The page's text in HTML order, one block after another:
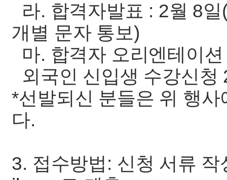
라. 합격자발표 : 2월 8
개별 문자 통보)
마. 합격자 오리엔테이
외국인 신입생 수강신
*선발되신 분들은 위 행
다.
3. 접수방법: 신청 서류